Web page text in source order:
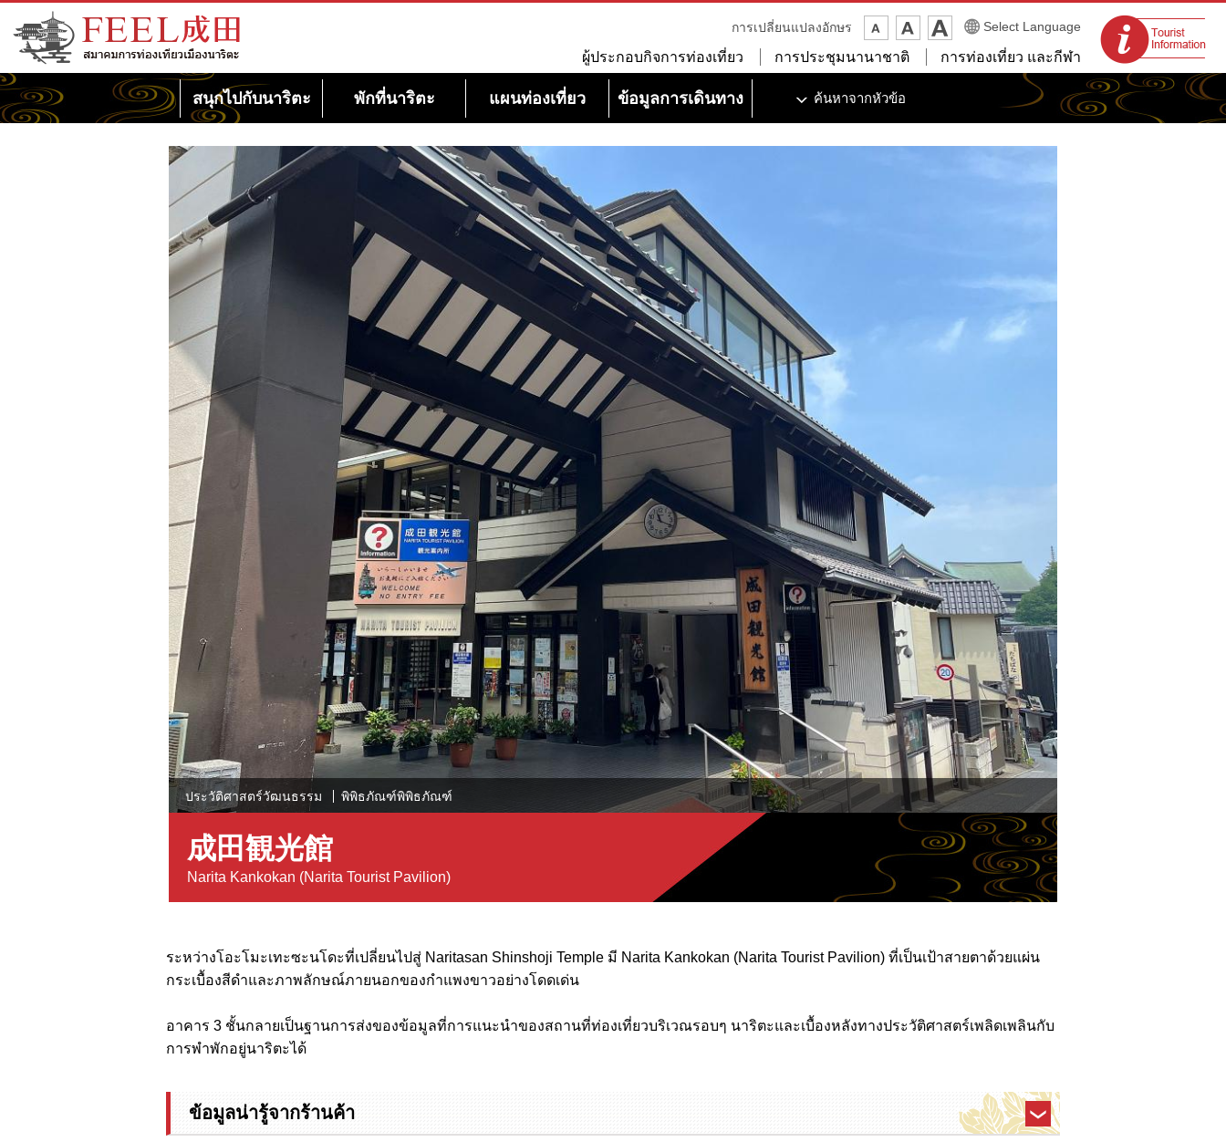
เว็บไซต์สมาคมการท่องเที่ยวเมืองนาริตะ
FEEL นาริตะ
จุดแนะนำนักท่อง
เที่ยว
การเปลี่ยนแปลงอักษร Select Language
ผู้ประกอบกิจการท่องเที่ยว การประชุมนานาชาติ การท่องเที่ยว และกีฬา
สนุกไปกับนาริตะ พักที่นาริตะ แผนท่องเที่ยว ข้อมูลการเดินทาง ค้นหาจากหัวข้อ
ประวัติศาสตร์วัฒนธรรม พิพิธภัณฑ์พิพิธภัณฑ์
成田観光館
Narita Kankokan (Narita Tourist Pavilion)
ระหว่างโอะโมะเทะซะนโดะที่เปลี่ยนไปสู่ Naritasan Shinshoji Temple มี Narita Kankokan (Narita Tourist Pavilion) ที่เป็นเป้าสายตาด้วยแผ่น
กระเบื้องสีดำและภาพลักษณ์ภายนอกของกำแพงขาวอย่างโดดเด่น
อาคาร 3 ชั้นกลายเป็นฐานการส่งของข้อมูลที่การแนะนำของสถานที่ท่องเที่ยวบริเวณรอบๆ นาริตะและเบื้องหลังทางประวัติศาสตร์เพลิดเพลินกับ
การพำพักอยู่นาริตะได้
ข้อมูลน่ารู้จากร้านค้า